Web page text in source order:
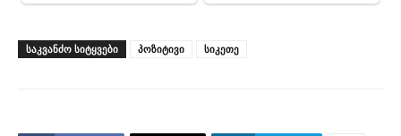
ᲡᲐᲙᲕᲐᲜᲫᲝ ᲡᲘᲢᲧᲕᲔᲑᲘ პოზიტივი სიკეთე